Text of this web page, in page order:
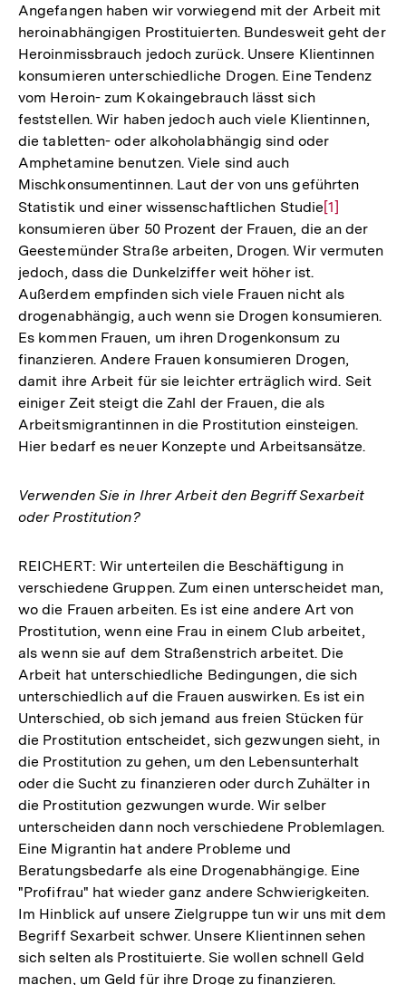
Angefangen haben wir vorwiegend mit der Arbeit mit
heroinabhängigen Prostituierten. Bundesweit geht der
Heroinmissbrauch jedoch zurück. Unsere Klientinnen
konsumieren unterschiedliche Drogen. Eine Tendenz
vom Heroin- zum Kokaingebrauch lässt sich
feststellen. Wir haben jedoch auch viele Klientinnen,
die tabletten- oder alkoholabhängig sind oder
Amphetamine benutzen. Viele sind auch
Mischkonsumentinnen. Laut der von uns geführten
Statistik und einer wissenschaftlichen StudieZur
Auflösung
der
[1]
konsumieren über 50 Prozent der Frauen, die an der
Geestemünder Straße arbeiten, Drogen. Wir vermuten
jedoch, dass die Dunkelziffer weit höher ist.
Außerdem empfinden sich viele Frauen nicht als
drogenabhängig, auch wenn sie Drogen konsumieren.
Es kommen Frauen, um ihren Drogenkonsum zu
finanzieren. Andere Frauen konsumieren Drogen,
damit ihre Arbeit für sie leichter erträglich wird. Seit
einiger Zeit steigt die Zahl der Frauen, die als
Arbeitsmigrantinnen in die Prostitution einsteigen.
Hier bedarf es neuer Konzepte und Arbeitsansätze.
Verwenden Sie in Ihrer Arbeit den Begriff Sexarbeit
oder Prostitution?
REICHERT: Wir unterteilen die Beschäftigung in
verschiedene Gruppen. Zum einen unterscheidet man,
wo die Frauen arbeiten. Es ist eine andere Art von
Prostitution, wenn eine Frau in einem Club arbeitet,
als wenn sie auf dem Straßenstrich arbeitet. Die
Arbeit hat unterschiedliche Bedingungen, die sich
unterschiedlich auf die Frauen auswirken. Es ist ein
Unterschied, ob sich jemand aus freien Stücken für
die Prostitution entscheidet, sich gezwungen sieht, in
die Prostitution zu gehen, um den Lebensunterhalt
oder die Sucht zu finanzieren oder durch Zuhälter in
die Prostitution gezwungen wurde. Wir selber
unterscheiden dann noch verschiedene Problemlagen.
Eine Migrantin hat andere Probleme und
Beratungsbedarfe als eine Drogenabhängige. Eine
"Profifrau" hat wieder ganz andere Schwierigkeiten.
Im Hinblick auf unsere Zielgruppe tun wir uns mit dem
Begriff Sexarbeit schwer. Unsere Klientinnen sehen
sich selten als Prostituierte. Sie wollen schnell Geld
machen, um Geld für ihre Droge zu finanzieren.